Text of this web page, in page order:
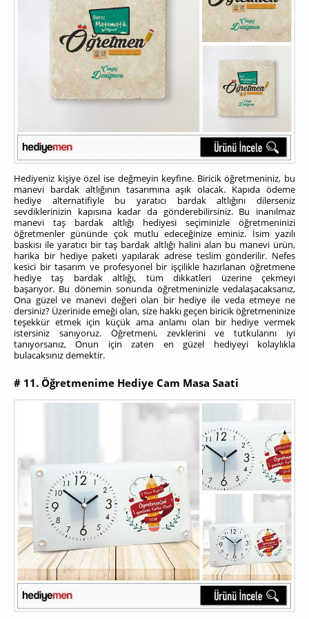
Hediyeniz kişiye özel ise değmeyin keyfine. Biricik öğretmeniniz, bu
manevi bardak altlığının tasarımına aşık olacak. Kapıda ödeme
hediye alternatifiyle bu yaratıcı bardak altlığını dilerseniz
sevdiklerinizin kapısına kadar da gönderebilirsiniz. Bu inanılmaz
manevi taş bardak altlığı hediyesi seçiminizle öğretmeninizi
öğretmenler gününde çok mutlu edeceğinize eminiz. İsim yazılı
baskısı ile yaratıcı bir taş bardak altlığı halini alan bu manevi ürün,
harika bir hediye paketi yapılarak adrese teslim gönderilir. Nefes
kesici bir tasarım ve profesyonel bir işçilikle hazırlanan öğretmene
hediye taş bardak altlığı, tüm dikkatleri üzerine çekmeyi
başarıyor. Bu dönemin sonunda öğretmeninizle vedalaşacaksanız,
Ona güzel ve manevi değeri olan bir hediye ile veda etmeye ne
dersiniz? Üzerinide emeği olan, size hakkı geçen biricik öğretmeninize
teşekkür etmek için küçük ama anlamı olan bir hediye vermek
istersiniz sanıyoruz. Öğretmeni, zevklerini ve tutkularını iyi
tanıyorsanız, Onun için zaten en güzel hediyeyi kolaylıkla
bulacaksınız demektir.
# 11. Öğretmenime Hediye Cam Masa Saati